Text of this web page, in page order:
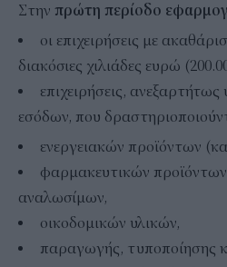
Στην πρώτη περίοδο
οι επιχειρήσεις με
διακόσιες χιλιάδες ευρώ
επιχειρήσεις,
εσόδων, που
ενεργειακών προϊόντων
φαρμακευτικών προϊόντων
αναλωσίμων,
οικοδομικών υλικών,
παραγωγής, τυποποίησης